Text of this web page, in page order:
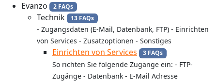
Evanzo 2 FAQs
Technik 13 FAQs
- Zugangsdaten (E-Mail, Datenbank, FTP) - Einrichten
von Services - Zusatzoptionen - Sonstiges
Einrichten von Services 3 FAQs
So richten Sie folgende Zugänge ein: - FTP-
Zugänge - Datenbank - E-Mail Adresse